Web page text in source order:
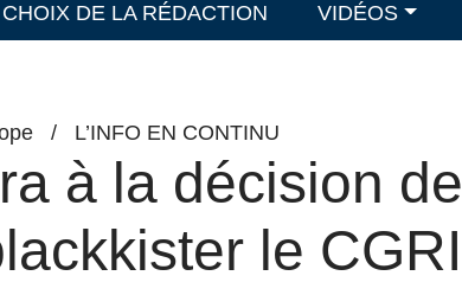
DE LA RÉDACTION VIDÉOS
/ L’INFO EN CONTINU
à la décision de
le CGRI